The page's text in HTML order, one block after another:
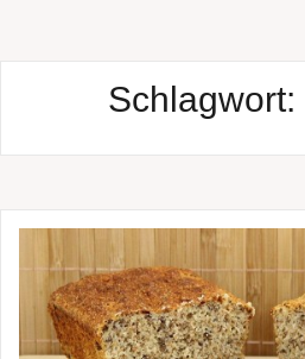
Schlagwort: